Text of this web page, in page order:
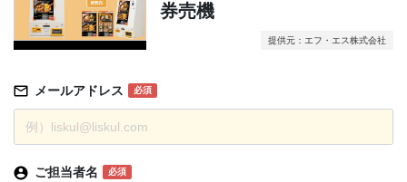
券売機
提供元：エフ・エス株式会社
メールアドレス 必須
ご担当者名 必須